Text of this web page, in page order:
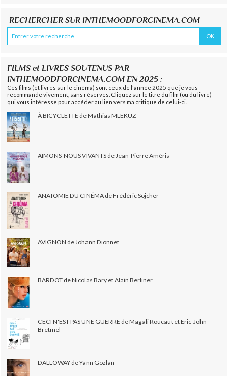
RECHERCHER SUR INTHEMOODFORCINEMA.COM
FILMS et LIVRES SOUTENUS PAR
INTHEMOODFORCINEMA.COM EN 2025 :
Ces films (et livres sur le cinéma) sont ceux de l'année 2025 que je vous
recommande vivement, sans réserves. Cliquez sur le titre du film (ou du livre)
qui vous intéresse pour accéder au lien vers ma critique de celui-ci.
À BICYCLETTE de Mathias MLEKUZ
AIMONS-NOUS VIVANTS de Jean-Pierre Améris
ANATOMIE DU CINÉMA de Frédéric Sojcher
AVIGNON de Johann Dionnet
BARDOT de Nicolas Bary et Alain Berliner
CECI N'EST PAS UNE GUERRE de Magali Roucaut et Eric-John
Bretmel
DALLOWAY de Yann Gozlan